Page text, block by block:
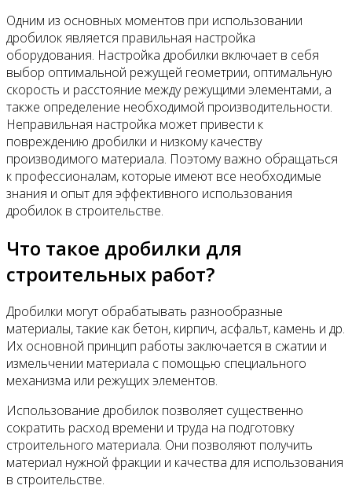
Одним из основных моментов при использовании
дробилок является правильная настройка
оборудования. Настройка дробилки включает в себя
выбор оптимальной режущей геометрии, оптимальную
скорость и расстояние между режущими элементами, а
также определение необходимой производительности.
Неправильная настройка может привести к
повреждению дробилки и низкому качеству
производимого материала. Поэтому важно обращаться
к профессионалам, которые имеют все необходимые
знания и опыт для эффективного использования
дробилок в строительстве.
Что такое дробилки для
строительных работ?
Дробилки могут обрабатывать разнообразные
материалы, такие как бетон, кирпич, асфальт, камень и др.
Их основной принцип работы заключается в сжатии и
измельчении материала с помощью специального
механизма или режущих элементов.
Использование дробилок позволяет существенно
сократить расход времени и труда на подготовку
строительного материала. Они позволяют получить
материал нужной фракции и качества для использования
в строительстве.